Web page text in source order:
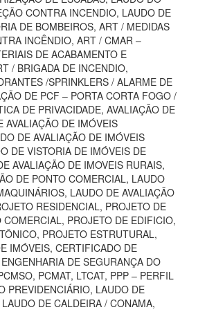
CONTRA INCENDIO, LAUDO DE
DE BOMBEIROS, ART / MEDIDAS
INCÊNDIO, ART / CMAR –
DE ACABAMENTO E
/ BRIGADA DE INCENDIO,
/SPRINKLERS / ALARME DE
DE PCF – PORTA CORTA FOGO /
DE PRIVACIDADE, AVALIAÇÃO DE
AVALIAÇÃO DE IMÓVEIS
DE AVALIAÇÃO DE IMÓVEIS
DE VISTORIA DE IMÓVEIS DE
AVALIAÇÃO DE IMOVEIS RURAIS,
DE PONTO COMERCIAL, LAUDO
LAUDO DE AVALIAÇÃO
RESIDENCIAL, PROJETO DE
COMERCIAL, PROJETO DE EDIFICIO,
PROJETO ESTRUTURAL,
IMÓVEIS, CERTIFICADO DE
DE SEGURANÇA DO
PCMAT, LTCAT, PPP – PERFIL
PREVIDENCIÁRIO, LAUDO DE
DE CALDEIRA / CONAMA,